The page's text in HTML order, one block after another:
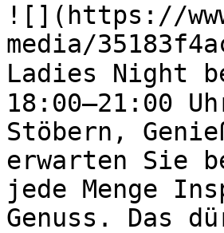
![](https://
media/
Ladies Night
18:00–21:00
Stöbern,
erwarten Sie
jede Menge
Genuss. Das